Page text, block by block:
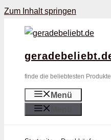
Zum Inhalt springen
finde die beliebtesten Produkte
Menü